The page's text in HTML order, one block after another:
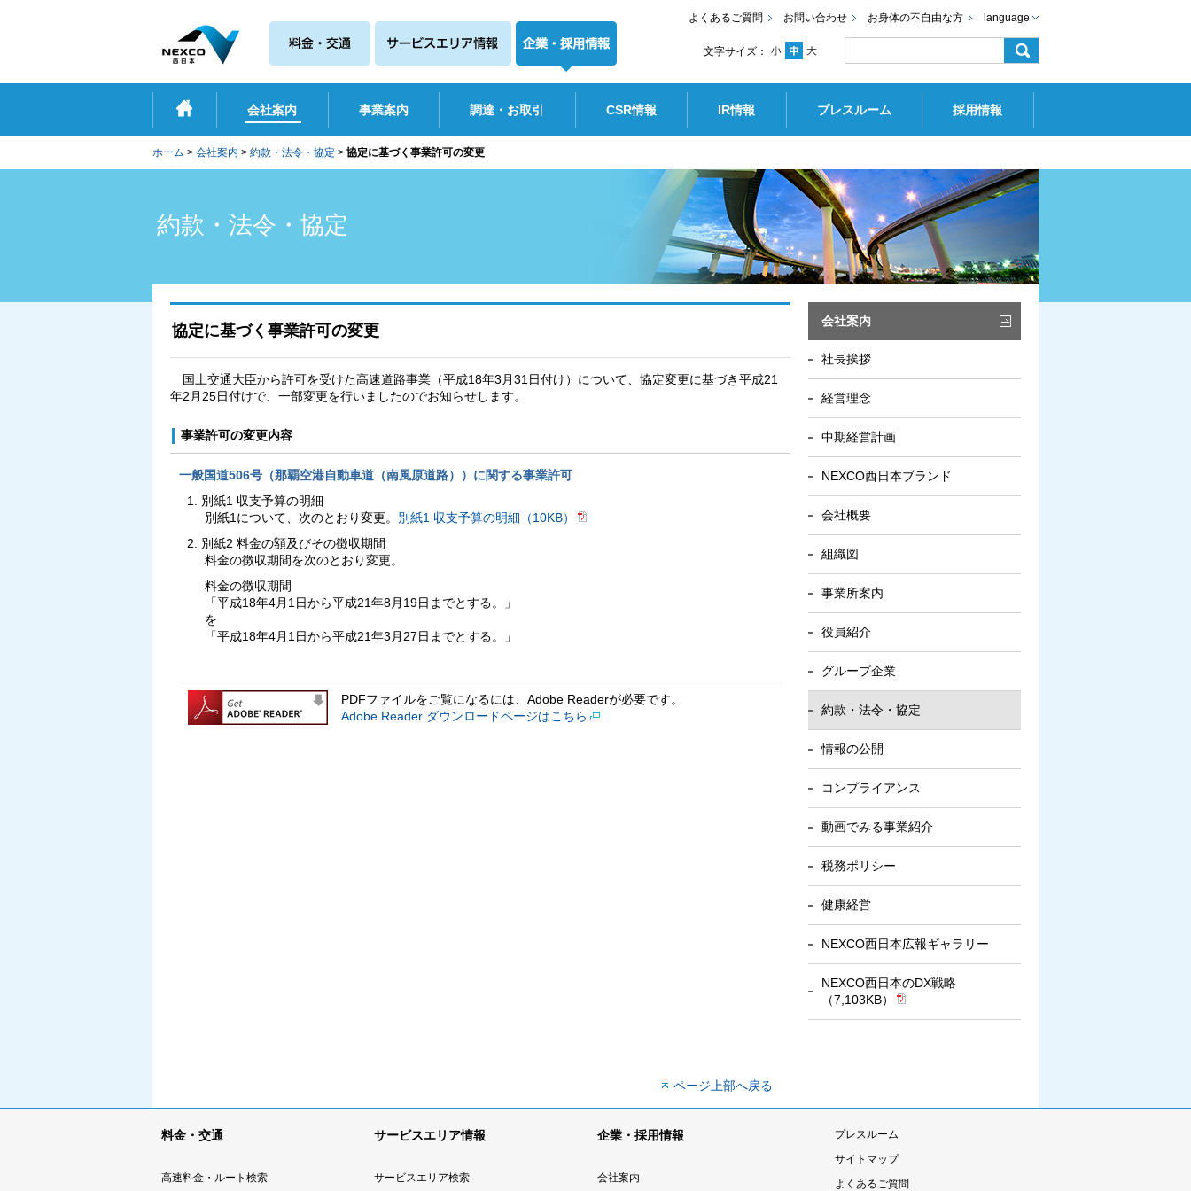
よくあるご質問 お問い合わせ お身体の不自由な方 language
文字サイズ：
会社案内 事業案内 調達・お取引 CSR情報 IR情報 プレスルーム 採用情報
ホーム > 会社案内 > 約款・法令・協定 > 協定に基づく事業許可の変更
約款・法令・協定
協定に基づく事業許可の変更
国土交通大臣から許可を受けた高速道路事業（平成18年3月31日付け）について、協定変更に基づき平成21
年2月25日付けで、一部変更を行いましたのでお知らせします。
事業許可の変更内容
一般国道506号（那覇空港自動車道（南風原道路））に関する事業許可
別紙1 収支予算の明細
別紙1について、次のとおり変更。 別紙1 収支予算の明細（10KB）
別紙2 料金の額及びその徴収期間
料金の徴収期間を次のとおり変更。
料金の徴収期間
「平成18年4月1日から平成21年8月19日までとする。」
を
「平成18年4月1日から平成21年3月27日までとする。」
PDFファイルをご覧になるには、Adobe Readerが必要です。
Adobe Reader ダウンロードページはこちら
会社案内
社長挨拶
経営理念
中期経営計画
NEXCO西日本ブランド
会社概要
組織図
事業所案内
役員紹介
グループ企業
約款・法令・協定
情報の公開
コンプライアンス
動画でみる事業紹介
税務ポリシー
健康経営
NEXCO西日本広報ギャラリー
NEXCO西日本のDX戦略
（7,103KB）
ページ上部へ戻る
料金・交通
高速料金・ルート検索
サービスエリア情報
サービスエリア検索
企業・採用情報
会社案内
プレスルーム
サイトマップ
よくあるご質問